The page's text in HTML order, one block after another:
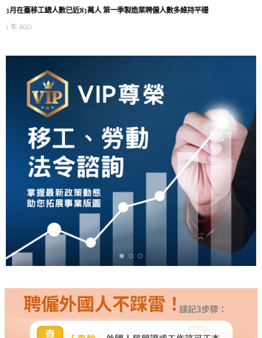
3月在臺移工總人數已近83萬人 第一季製造業聘僱人數多維持平穩
1 年 AGO